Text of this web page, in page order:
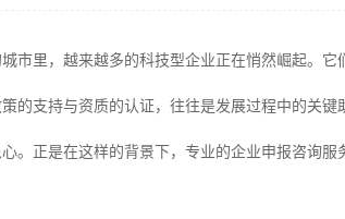
市里，越来越多的科技型企业正在悄然崛起。
的支持与资质的认证，往往是发展过程中的关
。正是在这样的背景下，专业的企业申报咨询服